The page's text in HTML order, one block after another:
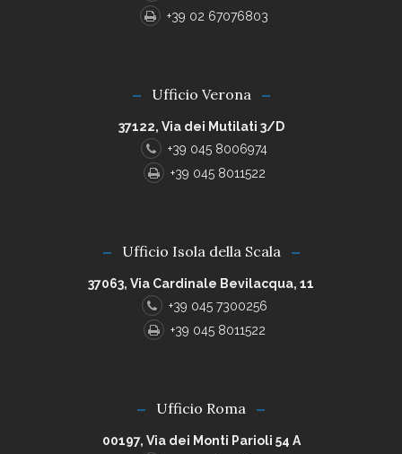
+39 02 67076803
Ufficio Verona
37122, Via dei Mutilati 3/D
+39 045 8006974
+39 045 8011522
Ufficio Isola della Scala
37063, Via Cardinale Bevilacqua, 11
+39 045 7300256
+39 045 8011522
Ufficio Roma
00197, Via dei Monti Parioli 54 A